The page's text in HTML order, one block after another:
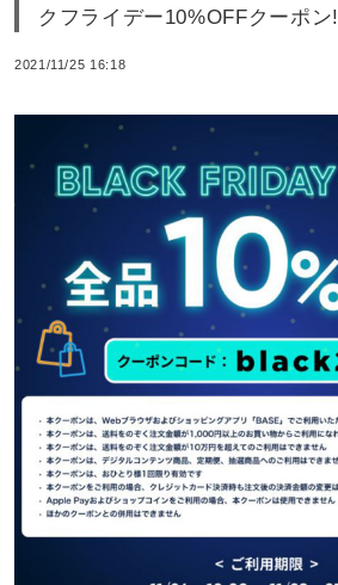
クフライデー10%OFFクーポン!
2021/11/25 16:18